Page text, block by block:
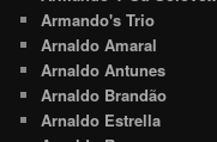
Armando's Trio
Arnaldo Amaral
Arnaldo Antunes
Arnaldo Brandão
Arnaldo Estrella